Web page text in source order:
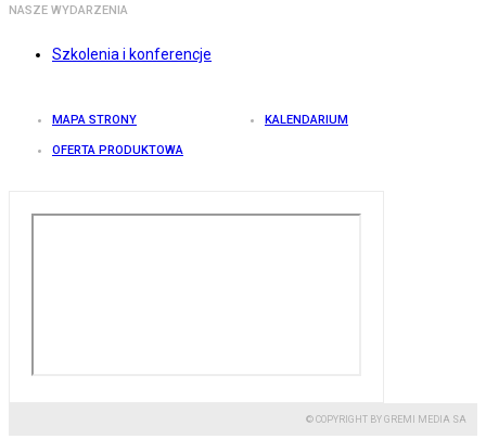
NASZE WYDARZENIA
Szkolenia i konferencje
MAPA STRONY KALENDARIUM
OFERTA PRODUKTOWA
© COPYRIGHT BY GREMI MEDIA SA